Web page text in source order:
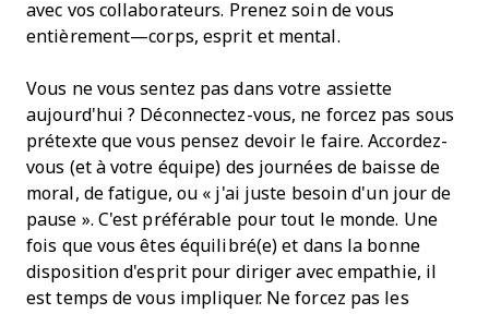
avec vos collaborateurs. Prenez soin de vous
entièrement—corps, esprit et mental.
Vous ne vous sentez pas dans votre assiette
aujourd'hui ? Déconnectez-vous, ne forcez pas sous
prétexte que vous pensez devoir le faire. Accordez-
vous (et à votre équipe) des journées de baisse de
moral, de fatigue, ou « j'ai juste besoin d'un jour de
pause ». C'est préférable pour tout le monde. Une
fois que vous êtes équilibré(e) et dans la bonne
disposition d'esprit pour diriger avec empathie, il
est temps de vous impliquer. Ne forcez pas les